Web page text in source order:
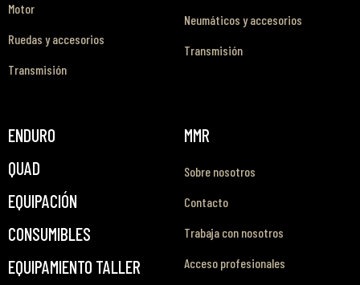
Motor
Ruedas y accesorios
Transmisión
Neumáticos y accesorios
Transmisión
ENDURO
QUAD
EQUIPACIÓN
CONSUMIBLES
EQUIPAMIENTO TALLER
MMR
Sobre nosotros
Contacto
Trabaja con nosotros
Acceso profesionales